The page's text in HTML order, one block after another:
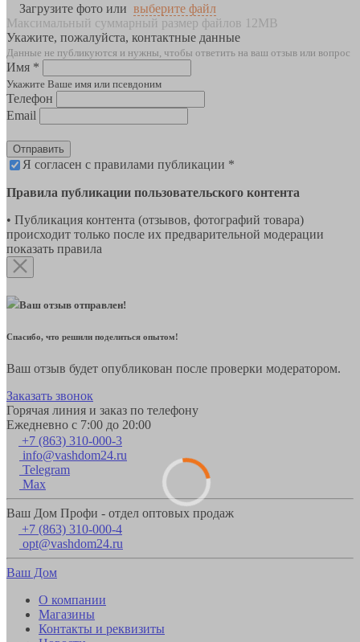
Загрузите фото или выберите файл
Максимальный суммарный размер файлов 12MB
Укажите, пожалуйста, контактные данные
Данные не публикуются и нужны, чтобы ответить на ваш отзыв или вопрос
Имя *
Укажите Ваше имя или псевдоним
Телефон
Email
Отправить
Я согласен с правилами публикации *
Правила публикации пользовательского контента
• Публикация контента (отзывов, фотографий товара)
происходит только после их предварительной модерации
показать правила
Ваш отзыв отправлен!
Спасибо, что решили поделиться опытом!
Ваш отзыв будет опубликован после проверки модератором.
Заказать звонок
Горячая линия и заказ по телефону
Ежедневно с 7:00 до 20:00
+7 (863) 310-000-3
info@vashdom24.ru
Telegram
Max
Ваш Дом Профи - отдел оптовых продаж
+7 (863) 310-000-4
opt@vashdom24.ru
Ваш Дом
О компании
Магазины
Контакты и реквизиты